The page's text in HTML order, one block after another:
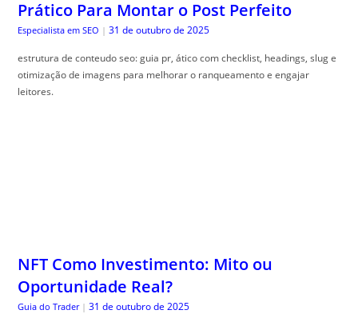
Prático Para Montar o Post Perfeito
Especialista em SEO | 31 de outubro de 2025
estrutura de conteudo seo: guia pr, ático com checklist, headings, slug e
otimização de imagens para melhorar o ranqueamento e engajar
leitores.
NFT Como Investimento: Mito ou
Oportunidade Real?
Guia do Trader | 31 de outubro de 2025